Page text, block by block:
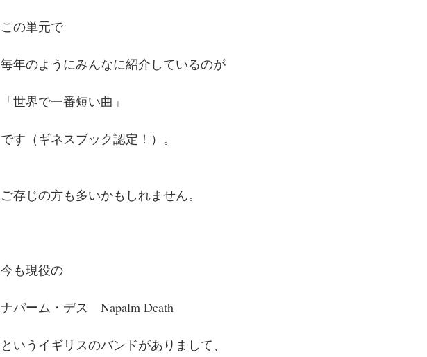
この単元で
毎年のようにみんなに紹介しているのが
「世界で一番短い曲」
です（ギネスブック認定！）。
ご存じの方も多いかもしれません。
今も現役の
ナパーム・デス　Napalm Death
というイギリスのバンドがありまして、